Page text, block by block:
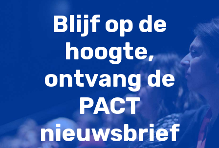
Blijf op de
hoogte,
ontvang de
PACT
nieuwsbrief